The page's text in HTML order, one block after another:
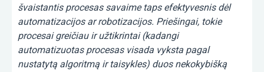
švaistantis procesas savaime taps efektyvesnis dėl
automatizacijos ar robotizacijos. Priešingai, tokie
procesai greičiau ir užtikrintai (kadangi
automatizuotas procesas visada vyksta pagal
nustatytą algoritmą ir taisykles) duos nekokybišką